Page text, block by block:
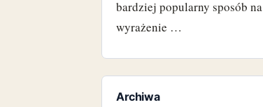
bardziej popularny sposób na
wyrażenie …
Archiwa